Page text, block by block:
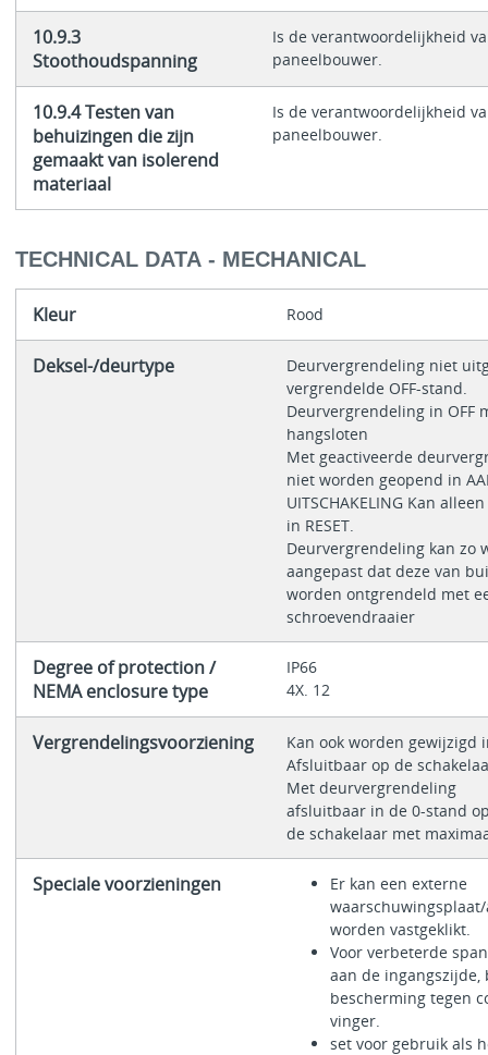
10.9.3
Stoothoudspanning
Is de verantwoordelijkheid
paneelbouwer.
10.9.4 Testen van
behuizingen die zijn
gemaakt van isolerend
materiaal
Is de verantwoordelijkheid
paneelbouwer.
TECHNICAL DATA - MECHANICAL
Kleur Rood
Deksel-/deurtype
Deurvergrendeling niet
vergrendelde OFF-stand.
Deurvergrendeling in OFF
hangsloten
Met geactiveerde
niet worden geopend in
UITSCHAKELING Kan
in RESET.
Deurvergrendeling kan zo
aangepast dat deze van
worden ontgrendeld met
schroevendraaier
Degree of protection /
NEMA enclosure type
IP66
4X. 12
Vergrendelingsvoorziening
Kan ook worden gewijzigd
Afsluitbaar op de
Met deurvergrendeling
afsluitbaar in de 0-stand
de schakelaar met
Speciale voorzieningen
Er kan een externe
worden vastgeklikt.
Voor verbeterde
aan de ingangszijde,
bescherming tegen
vinger.
set voor gebruik als